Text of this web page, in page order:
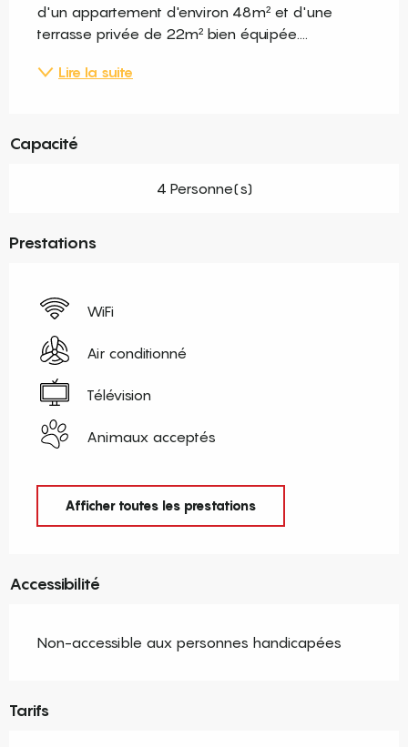
d'un appartement d'environ 48m² et d'une
terrasse privée de 22m² bien équipée....
Lire la suite
Capacité
4 Personne(s)
Prestations
WiFi
Air conditionné
Télévision
Animaux acceptés
Afficher toutes les prestations
Accessibilité
Non-accessible aux personnes handicapées
Tarifs